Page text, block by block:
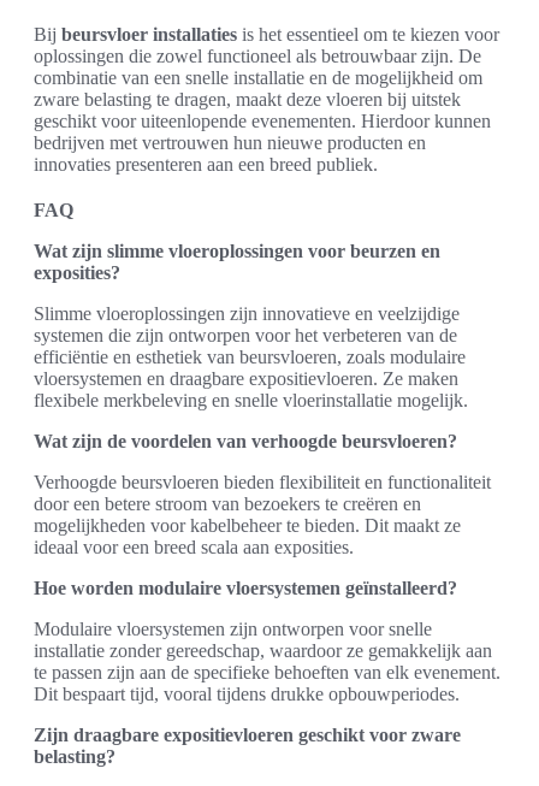
Bij beursvloer installaties is het essentieel om te kiezen voor
oplossingen die zowel functioneel als betrouwbaar zijn. De
combinatie van een snelle installatie en de mogelijkheid om
zware belasting te dragen, maakt deze vloeren bij uitstek
geschikt voor uiteenlopende evenementen. Hierdoor kunnen
bedrijven met vertrouwen hun nieuwe producten en
innovaties presenteren aan een breed publiek.
FAQ
Wat zijn slimme vloeroplossingen voor beurzen en
exposities?
Slimme vloeroplossingen zijn innovatieve en veelzijdige
systemen die zijn ontworpen voor het verbeteren van de
efficiëntie en esthetiek van beursvloeren, zoals modulaire
vloersystemen en draagbare expositievloeren. Ze maken
flexibele merkbeleving en snelle vloerinstallatie mogelijk.
Wat zijn de voordelen van verhoogde beursvloeren?
Verhoogde beursvloeren bieden flexibiliteit en functionaliteit
door een betere stroom van bezoekers te creëren en
mogelijkheden voor kabelbeheer te bieden. Dit maakt ze
ideaal voor een breed scala aan exposities.
Hoe worden modulaire vloersystemen geïnstalleerd?
Modulaire vloersystemen zijn ontworpen voor snelle
installatie zonder gereedschap, waardoor ze gemakkelijk aan
te passen zijn aan de specifieke behoeften van elk evenement.
Dit bespaart tijd, vooral tijdens drukke opbouwperiodes.
Zijn draagbare expositievloeren geschikt voor zware
belasting?